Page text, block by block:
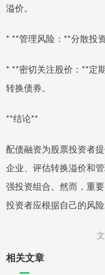
溢价。
* **管理风险：**分散投
* **密切关注股价：**定
转换债券。
**结论**
配债融资为股票投资者
企业、评估转换溢价和
强投资组合。然而，重
投资者应根据自己的风
相关文章